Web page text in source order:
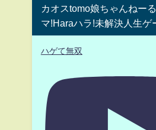
カオスtomo娘ちゃんねー
マ!Haraハラ!未解決人生ゲ
ハゲて無双